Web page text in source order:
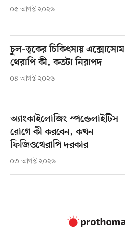
০৫ আগস্ট ২০২৬
চুল-ত্বকের চিকিৎসায় এক্সোসোম
থেরাপি কী, কতটা নিরাপদ
০৪ আগস্ট ২০২৬
অ্যাংকাইলোজিং স্পন্ডেলাইটিস
রোগে কী করবেন, কখন
ফিজিওথেরাপি দরকার
০৩ আগস্ট ২০২৬